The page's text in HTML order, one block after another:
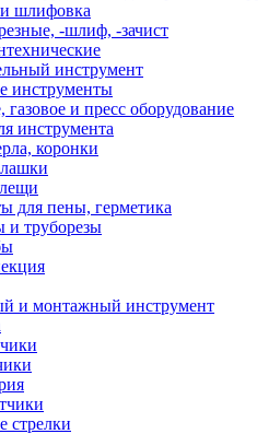
и шлифовка
-шлиф, -зачист
инструмент
инструменты
газовое и пресс оборудование
инструмента
коронки
для пены, герметика
труборезы
и монтажный инструмент
стрелки